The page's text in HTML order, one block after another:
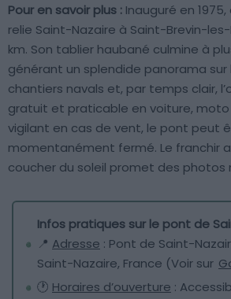
Pour en savoir plus : Inauguré en
relie Saint-Nazaire à Saint-Brevin-les-
km. Son tablier haubané culmine à
générant un splendide panorama sur
chantiers navals et, par temps clair,
gratuit et praticable en voiture, moto
vigilant en cas de vent, le pont peut
momentanément fermé. Le franchir
coucher du soleil promet des photos
Infos pratiques sur le pont de
📍 Adresse : Pont de Saint-
Saint-Nazaire, France (Voir sur
🕐 Horaires d’ouverture :